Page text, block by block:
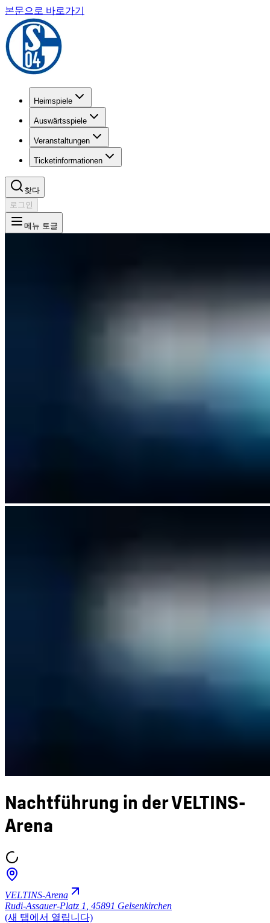
본문으로 바로가기
Heimspiele
Auswärtsspiele
Veranstaltungen
Ticketinformationen
찾다
로그인
메뉴 토글
Nachtführung in der VELTINS-
Arena
VELTINS-Arena
Rudi-Assauer-Platz 1 45891 Gelsenkirchen
(새 탭에서 열립니다)